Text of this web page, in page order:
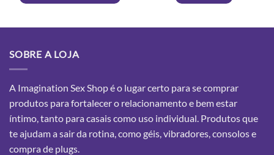
opções
podem
escolhidas
na
SOBRE A LOJA
A Imagination Sex Shop é o lugar certo para se comprar
produtos para fortalecer o relacionamento e bem estar
íntimo, tanto para casais como uso individual. Produtos que
te ajudam a sair da rotina, como géis, vibradores, consolos e
comprade plugs.